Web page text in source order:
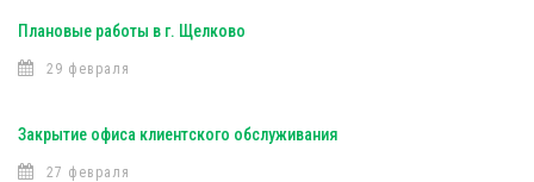
Плановые работы в г. Щелково
29 февраля
Закрытие офиса клиентского обслуживания
27 февраля